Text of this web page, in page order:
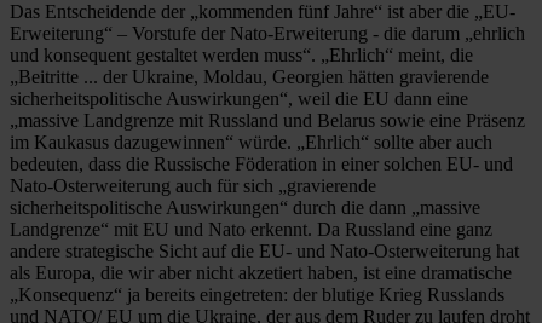
Das Entscheidende der „kommenden fünf Jahre“ ist aber die „EU-
Erweiterung“ – Vorstufe der Nato-Erweiterung - die darum „ehrlich
und konsequent gestaltet werden muss“. „Ehrlich“ meint, die
„Beitritte ... der Ukraine, Moldau, Georgien hätten gravierende
sicherheitspolitische Auswirkungen“, weil die EU dann eine
„massive Landgrenze mit Russland und Belarus sowie eine Präsenz
im Kaukasus dazugewinnen“ würde. „Ehrlich“ sollte aber auch
bedeuten, dass die Russische Föderation in einer solchen EU- und
Nato-Osterweiterung auch für sich „gravierende
sicherheitspolitische Auswirkungen“ durch die dann „massive
Landgrenze“ mit EU und Nato erkennt. Da Russland eine ganz
andere strategische Sicht auf die EU- und Nato-Osterweiterung hat
als Europa, die wir aber nicht akzetiert haben, ist eine dramatische
„Konsequenz“ ja bereits eingetreten: der blutige Krieg Russlands
und NATO/ EU um die Ukraine, der aus dem Ruder zu laufen droht